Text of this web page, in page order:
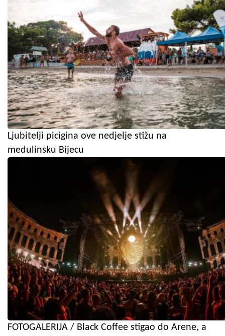
Ljubitelji picigina ove nedjelje stižu na
medulinsku Bijecu
FOTOGALERIJA / Black Coffee stigao do Arene, a